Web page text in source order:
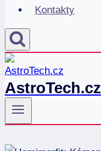
Kontakty
AstroTech.cz